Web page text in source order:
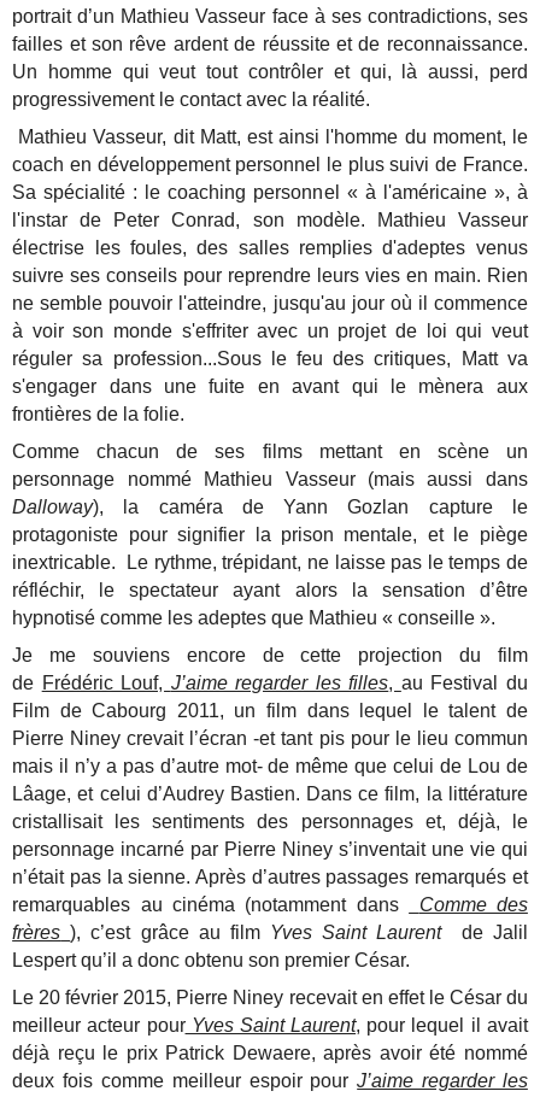
portrait d’un Mathieu Vasseur face à ses contradictions, ses
failles et son rêve ardent de réussite et de reconnaissance.
Un homme qui veut tout contrôler et qui, là aussi, perd
progressivement le contact avec la réalité.
Mathieu Vasseur, dit Matt, est ainsi l'homme du moment, le
coach en développement personnel le plus suivi de France.
Sa spécialité : le coaching personnel « à l'américaine », à
l'instar de Peter Conrad, son modèle. Mathieu Vasseur
électrise les foules, des salles remplies d'adeptes venus
suivre ses conseils pour reprendre leurs vies en main. Rien
ne semble pouvoir l'atteindre, jusqu'au jour où il commence
à voir son monde s'effriter avec un projet de loi qui veut
réguler sa profession...Sous le feu des critiques, Matt va
s'engager dans une fuite en avant qui le mènera aux
frontières de la folie.
Comme chacun de ses films mettant en scène un
personnage nommé Mathieu Vasseur (mais aussi dans
Dalloway), la caméra de Yann Gozlan capture le
protagoniste pour signifier la prison mentale, et le piège
inextricable. Le rythme, trépidant, ne laisse pas le temps de
réfléchir, le spectateur ayant alors la sensation d’être
hypnotisé comme les adeptes que Mathieu « conseille ».
Je me souviens encore de cette projection du film
de Frédéric Louf, J’aime regarder les filles, au Festival du
Film de Cabourg 2011, un film dans lequel le talent de
Pierre Niney crevait l’écran -et tant pis pour le lieu commun
mais il n’y a pas d’autre mot- de même que celui de Lou de
Lâage, et celui d’Audrey Bastien. Dans ce film, la littérature
cristallisait les sentiments des personnages et, déjà, le
personnage incarné par Pierre Niney s’inventait une vie qui
n’était pas la sienne. Après d’autres passages remarqués et
remarquables au cinéma (notamment dans
Comme des
frères ), c’est grâce au film Yves Saint Laurent
de Jalil
Lespert qu’il a donc obtenu son premier César.
Le 20 février 2015, Pierre Niney recevait en effet le César du
meilleur acteur pourYves Saint Laurent, pour lequel il avait
déjà reçu le prix Patrick Dewaere, après avoir été nommé
deux fois comme meilleur espoir pourJ’aime regarder les